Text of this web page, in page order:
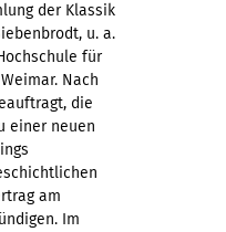
der Klassik
u. a.
für
Nach
die
einer neuen
am
Im